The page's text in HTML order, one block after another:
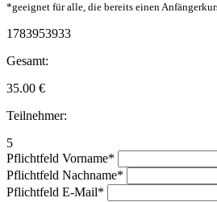
*geeignet für alle, die bereits einen
1783953933
Gesamt:
35.00 €
Teilnehmer:
5
Pflichtfeld Vorname*
Pflichtfeld Nachname*
Pflichtfeld E-Mail*